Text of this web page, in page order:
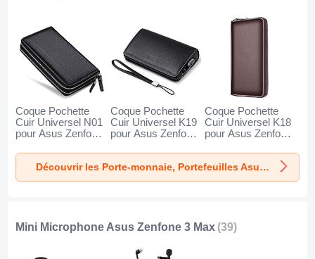
Coque Pochette
Cuir Universel N01
pour Asus Zenfone
Coque Pochette
Cuir Universel K19
pour Asus Zenfone
Coque Pochette
Cuir Universel K18
pour Asus Zenfone
Découvrir les Porte-monnaie, Portefeuilles Asus Zenfone 3 Max
Mini Microphone Asus Zenfone 3 Max (39)